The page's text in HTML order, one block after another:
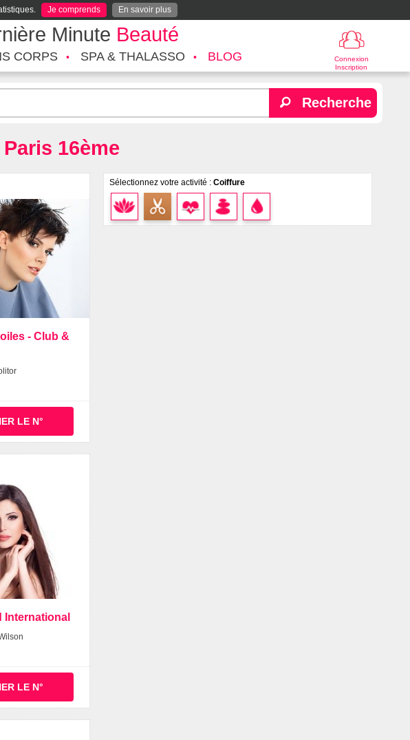
Je comprends En savoir plus
Minute Beauté
Connexion
Inscription
CORPS SPA & THALASSO BLOG
Recherche
16ème
Sélectionnez votre activité : Coiffure
- Club &
LE N°
International
LE N°